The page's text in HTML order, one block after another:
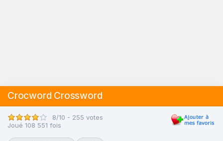
Crocword Crossword
8/10 - 255 votes
Joué 108 551 fois